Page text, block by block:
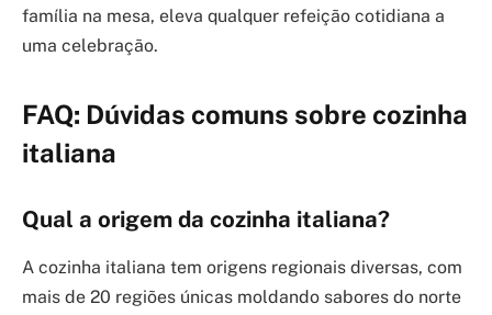
família na mesa, eleva qualquer refeição cotidiana a
uma celebração.
FAQ: Dúvidas comuns sobre cozinha
italiana
Qual a origem da cozinha italiana?
A cozinha italiana tem origens regionais diversas, com
mais de 20 regiões únicas moldando sabores do norte